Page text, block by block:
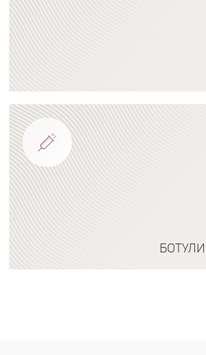
Подробнее о программе